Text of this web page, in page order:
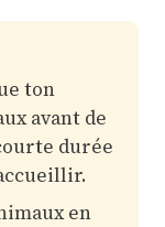
ton
avant de
durée
en